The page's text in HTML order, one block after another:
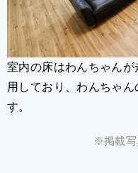
室内の床はわんちゃん
用しており、わんちゃ
す。
※掲載写